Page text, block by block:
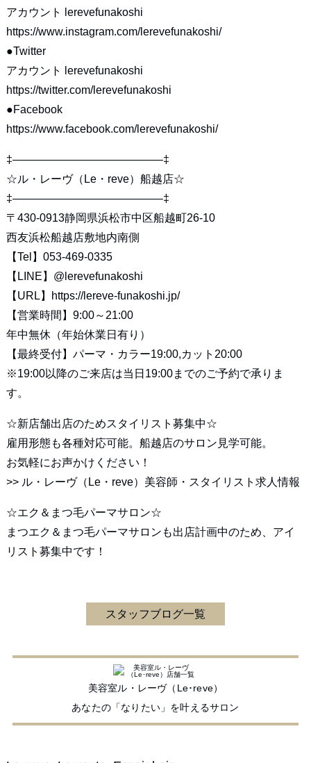
アカウント lerevefunakoshi
https://www.instagram.com/lerevefunakoshi/
●Twitter
アカウント lerevefunakoshi
https://twitter.com/lerevefunakoshi
●Facebook
https://www.facebook.com/lerevefunakoshi/
‡—————————————–‡
☆ル・レーヴ（Le・reve）船越店☆
‡—————————————–‡
〒430-0913静岡県浜松市中区船越町26-10
西友浜松船越店敷地内南側
【Tel】053-469-0335
【LINE】 @lerevefunakoshi
【URL】
https://lereve-funakoshi.jp/
【営業時間】9:00～21:00
年中無休（年始休業日有り）
【最終受付】パーマ・カラー19:00,カット20:00
※19:00以降のご来店は当日19:00までのご予約で承りま
す。
☆新店舗出店のためスタイリスト募集中☆
雇用形態も各種対応可能。船越店のサロン見学可能。
お気軽にお声かけください！
>> ル・レーヴ（Le・reve）美容師・スタイリスト求人情報
☆エク＆まつ毛パーマサロン☆
まつエク＆まつ毛パーマサロンも出店計画中のため、アイ
リスト募集中です！
スタッフブログ一覧
美容室ル・レーヴ（Le･reve）
あなたの「なりたい」を叶えるサロン